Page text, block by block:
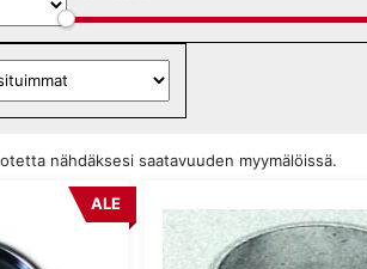
nähdäksesi saatavuuden myymälöissä.
ALE